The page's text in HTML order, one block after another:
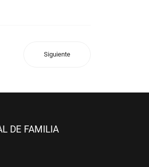
Siguiente
DE FAMILIA